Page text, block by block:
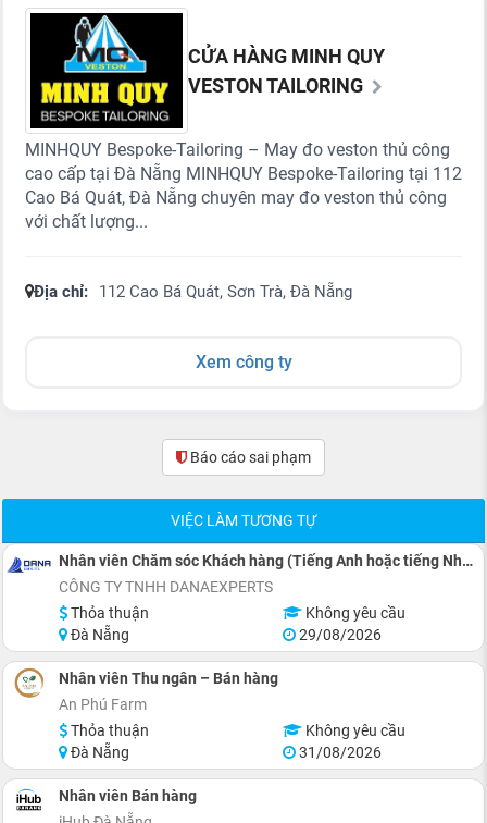
CỬA HÀNG MINH QUY
VESTON TAILORING
MINHQUY Bespoke-Tailoring – May đo veston thủ công
cao cấp tại Đà Nẵng MINHQUY Bespoke-Tailoring tại 112
Cao Bá Quát, Đà Nẵng chuyên may đo veston thủ công
với chất lượng...
Địa chỉ: 112 Cao Bá Quát, Sơn Trà, Đà Nẵng
Xem công ty
Báo cáo sai phạm(0)
VIỆC LÀM TƯƠNG TỰ
Nhân viên Chăm sóc Khách hàng (Tiếng Anh hoặc tiếng Nhật)
CÔNG TY TNHH DANAEXPERTS
Thỏa thuận
Không yêu cầu
Đà Nẵng
29/08/2026
Nhân viên Thu ngân – Bán hàng
An Phú Farm
Thỏa thuận
Không yêu cầu
Đà Nẵng
31/08/2026
Nhân viên Bán hàng